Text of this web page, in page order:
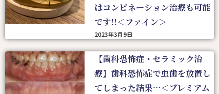
はコンビネーション治療も可能
です!!＜ファイン＞
2023年3月9日
【歯科恐怖症・セラミック治
療】歯科恐怖症で虫歯を放置し
てしまった結果…＜プレミアム